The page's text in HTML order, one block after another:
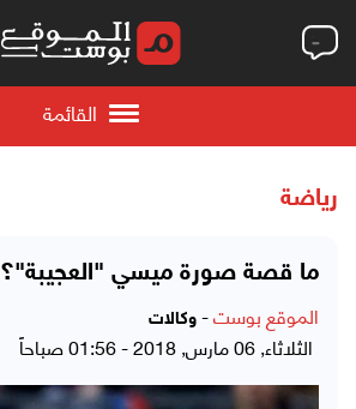
القائمة
رياضة
ما قصة صورة ميسي "العجيبة"؟
الموقع بوست- وكالات
الثلاثاء, 06 مارس, 2018 - 01:56 صباحاً